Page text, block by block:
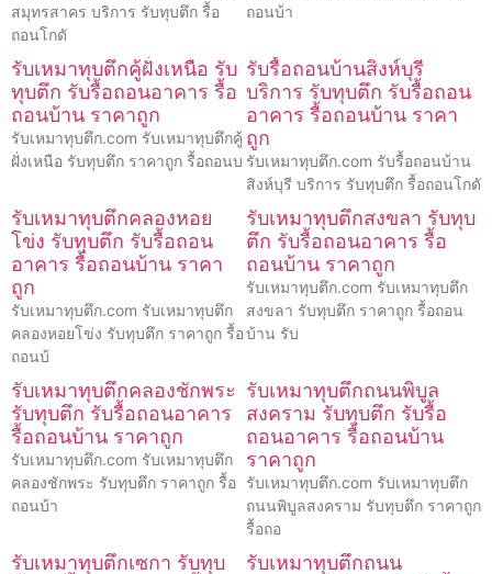
สมุทรสาคร บริการ รับทุบตึก รื้อ
ถอนโกดั
ถอนบ้า
รับเหมาทุบตึกคู้ฝั่งเหนือ รับ
ทุบตึก รับรื้อถอนอาคาร รื้อ
ถอนบ้าน ราคาถูก
รับเหมาทุบตึก.com รับเหมาทุบตึกคู้
ฝั่งเหนือ รับทุบตึก ราคาถูก รื้อถอนบ
รับรื้อถอนบ้านสิงห์บุรี
บริการ รับทุบตึก รับรื้อถอน
อาคาร รื้อถอนบ้าน ราคา
ถูก
รับเหมาทุบตึก.com รับรื้อถอนบ้าน
สิงห์บุรี บริการ รับทุบตึก รื้อถอนโกดั
รับเหมาทุบตึกคลองหอย
โข่ง รับทุบตึก รับรื้อถอน
อาคาร รื้อถอนบ้าน ราคา
ถูก
รับเหมาทุบตึก.com รับเหมาทุบตึก
คลองหอยโข่ง รับทุบตึก ราคาถูก รื้อ
ถอนบ้
รับเหมาทุบตึกสงขลา รับทุบ
ตึก รับรื้อถอนอาคาร รื้อ
ถอนบ้าน ราคาถูก
รับเหมาทุบตึก.com รับเหมาทุบตึก
สงขลา รับทุบตึก ราคาถูก รื้อถอน
บ้าน รับ
รับเหมาทุบตึกคลองชักพระ
รับทุบตึก รับรื้อถอนอาคาร
รื้อถอนบ้าน ราคาถูก
รับเหมาทุบตึก.com รับเหมาทุบตึก
คลองชักพระ รับทุบตึก ราคาถูก รื้อ
ถอนบ้า
รับเหมาทุบตึกถนนพิบูล
สงคราม รับทุบตึก รับรื้อ
ถอนอาคาร รื้อถอนบ้าน
ราคาถูก
รับเหมาทุบตึก.com รับเหมาทุบตึก
ถนนพิบูลสงคราม รับทุบตึก ราคาถูก
รื้อถอ
รับเหมาทุบตึกเซกา รับทุบ
รับเหมาทุบตึกถนน